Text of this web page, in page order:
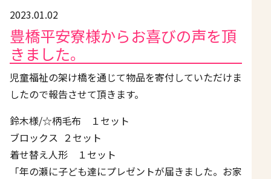
2023.01.02
豊橋平安寮様からお喜びの声を頂
きました。
児童福祉の架け橋を通じて物品を寄付していただけま
したので報告させて頂きます。
鈴木様/☆柄毛布 １セット
ブロックス ２セット
着せ替え人形 １セット
「年の瀬に子ども達にプレゼントが届きました。お家